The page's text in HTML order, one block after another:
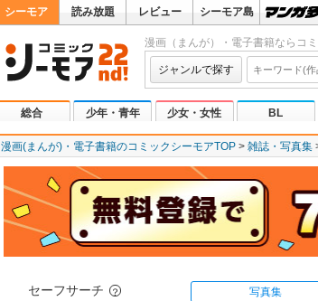
シーモア 読み放題 レビュー シーモア島
漫画（まんが）・電子書籍ならコ
ジャンルで探す
総合 少年・青年 少女・女性 BL
漫画(まんが)・電子書籍のコミックシーモアTOP 雑誌・写真集
セーフサーチ ？ 写真集